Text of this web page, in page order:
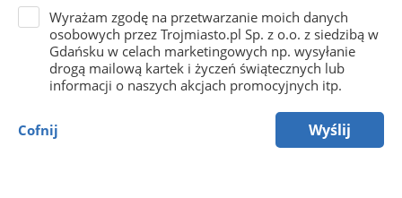
Wyrażam zgodę na przetwarzanie moich danych
osobowych przez Trojmiasto.pl Sp. z o.o. z siedzibą w
Gdańsku w celach marketingowych np. wysyłanie
drogą mailową kartek i życzeń świątecznych lub
informacji o naszych akcjach promocyjnych itp.
Cofnij Wyślij